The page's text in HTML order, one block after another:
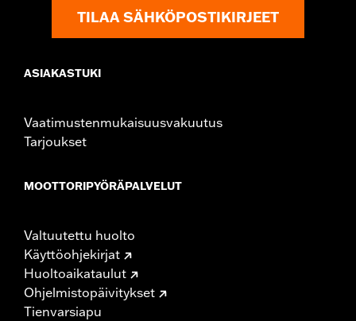
TILAA SÄHKÖPOSTIKIRJEET
ASIAKASTUKI
Vaatimustenmukaisuusvakuutus
Tarjoukset
MOOTTORIPYÖRÄPALVELUT
Valtuutettu huolto
Käyttöohjekirjat
Huoltoaikataulut
Ohjelmistopäivitykset
Tienvarsiapu